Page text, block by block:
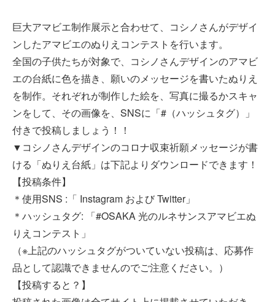
巨大アマビエ制作展示と合わせて、コシノさんがデザイ
ンしたアマビエのぬりえコンテストを行います。
全国の子供たちが対象で、コシノさんデザインのアマビ
エの台紙に色を描き、願いのメッセージを書いたぬりえ
を制作。それぞれが制作した絵を、写真に撮るかスキャ
ンをして、その画像を、SNSに「#（ハッシュタグ）」
付きで投稿しましょう！！
▼コシノさんデザインのコロナ収束祈願メッセージが書
ける「ぬりえ台紙」は下記よりダウンロードできます！
【投稿条件】
＊使用SNS :「 Instagram および Twitter」
＊ハッシュタグ: 「#OSAKA 光のルネサンスアマビエぬ
りえコンテスト」
（※上記のハッシュタグがついていない投稿は、応募作
品として認識できませんのでご注意ください。）
【投稿すると？】